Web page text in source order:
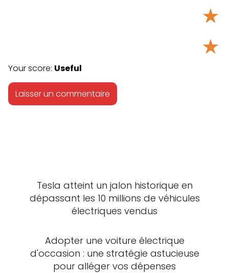
★
★
Your score: Useful
Tesla atteint un jalon historique en
dépassant les 10 millions de véhicules
électriques vendus
Adopter une voiture électrique
d'occasion : une stratégie astucieuse
pour alléger vos dépenses